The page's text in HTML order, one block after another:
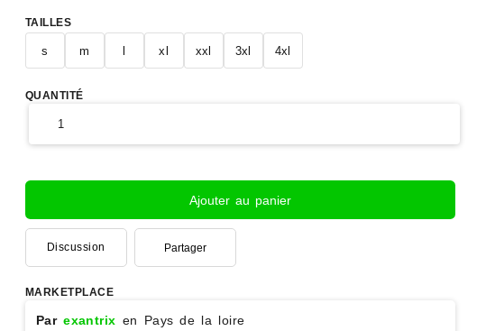
TAILLES
s m xl xxl 3xl 4xl
QUANTITÉ
Ajouter au panier
Discussion Partager
MARKETPLACE
Parexantrix en Pays de la loire